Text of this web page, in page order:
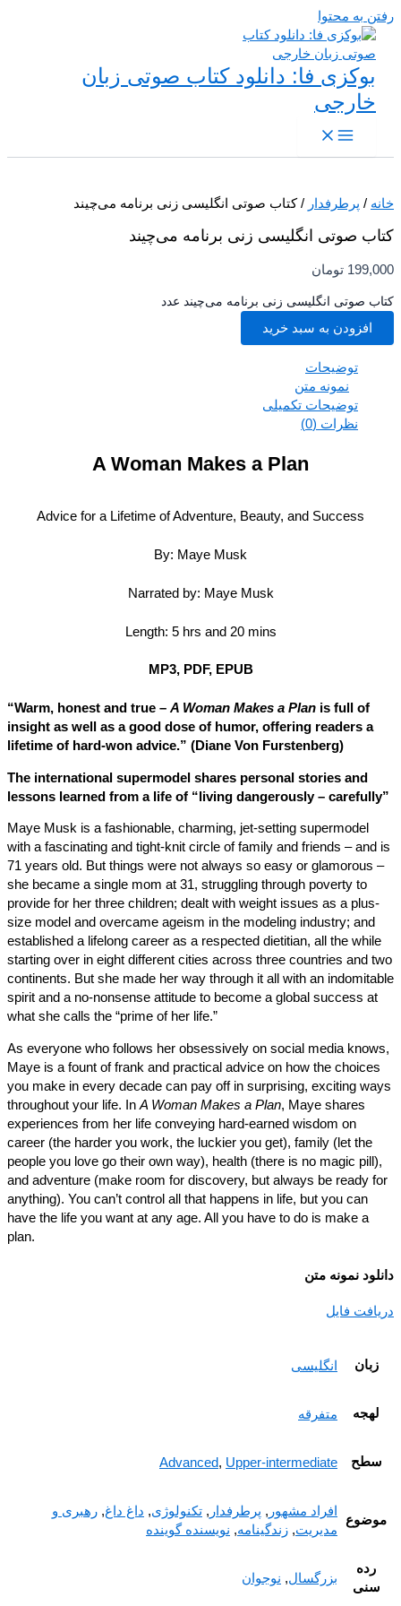
به محتوا
بوکزی فا: دانلود کتاب صوتی زبان
خارجی
/پرطرفدار / کتاب صوتی انگلیسی زنی برنامه می‌چیند
صوتی انگلیسی زنی برنامه می‌چیند
تومان
صوتی انگلیسی زنی برنامه می‌چیند عدد
افزودن به سبد خرید
توضیحات
نمونه متن
توضیحات تکمیلی
نظرات (0)
A Woman Makes a Plan
Advice for a Lifetime of Adventure, Beauty, and Success
By: Maye Musk
Narrated by: Maye Musk
Length: 5 hrs and 20 mins
MP3, PDF, EPUB
“Warm, honest and true –A Woman Makes a Planis full of
insight as well as a good dose of humor, offering readers a
lifetime of hard-won advice.” (Diane Von Furstenberg)
The international supermodel shares personal stories and
lessons learned from a life of “living dangerously –
Maye Musk is a fashionable, charming, jet-setting supermodel
with a fascinating and tight-knit circle of family and friends –
71 years old. But things were not always so easy or glamorous
she became a single mom at 31, struggling through poverty to
provide for her three children; dealt with weight issues as a
size model and overcame ageism in the modeling industry; and
established a lifelong career as a respected dietitian, all the
starting over in eight different cities across three countries and
continents. But she made her way through it all with an
spirit and a no-nonsense attitude to become a global success
what she calls the “prime of her life.”
As everyone who follows her obsessively on social media
Maye is a fount of frank and practical advice on how the
you make in every decade can pay off in surprising, exciting
throughout your life. InA Woman Makes a Plan, Maye shares
experiences from her life conveying hard-earned wisdom on
career (the harder you work, the luckier you get), family (let the
people you love go their own way), health (there is no magic
and adventure (make room for discovery, but always be ready
anything). You can’t control all that happens in life, but you can
have the life you want at any age. All you have to do is make a
plan.
نمونه متن
فایل
انگلیسی
متفرقه
Advanced,Upper-intermediate
افراد مشهور,پرطرفدار ,تکنولوژی,داغ داغ, رهبری و
مدیریت, زندگینامه,نویسنده گوینده
بزرگسال,نوجوان